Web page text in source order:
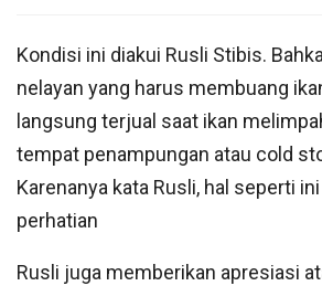
Kondisi ini diakui Rusli Stibis.
nelayan yang harus membuang
langsung terjual saat ikan
tempat penampungan atau cold
Karenanya kata Rusli, hal seperti
perhatian
Rusli juga memberikan apresiasi